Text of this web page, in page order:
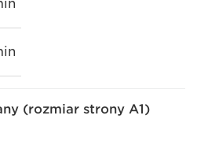
(rozmiar strony A1)